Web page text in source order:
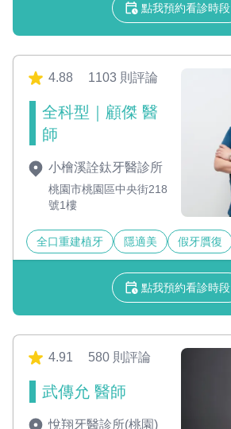
點我預約看診時段
4.88 1103 則評論
全科型｜顧傑 醫
師
小檜溪詮鈦牙醫診所
桃園市桃園區中央街218
號1樓
全口重建植牙 隱適美 假牙贋復
點我預約看診時段
4.91 580 則評論
武傳允 醫師
悅翔牙醫診所(桃園)